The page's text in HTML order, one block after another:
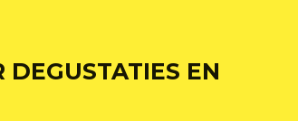
DEGUSTATIES EN